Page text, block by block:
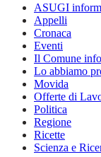
ASUGI
Appelli
Cronaca
Eventi
Il Comune
Lo abbiamo
Movida
Offerte di
Politica
Regione
Ricette
Scienza e